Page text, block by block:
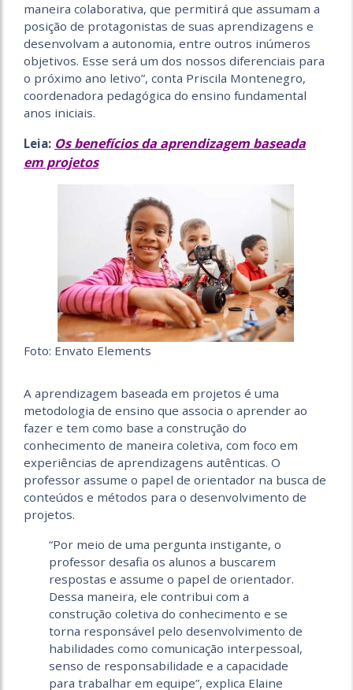
maneira colaborativa, que permitirá que assumam a
posição de protagonistas de suas aprendizagens e
desenvolvam a autonomia, entre outros inúmeros
objetivos. Esse será um dos nossos diferenciais para
o próximo ano letivo”, conta Priscila Montenegro,
coordenadora pedagógica do ensino fundamental
anos iniciais.
Leia: Os benefícios da aprendizagem baseada
em projetos
Foto: Envato Elements
A aprendizagem baseada em projetos é uma
metodologia de ensino que associa o aprender ao
fazer e tem como base a construção do
conhecimento de maneira coletiva, com foco em
experiências de aprendizagens autênticas. O
professor assume o papel de orientador na busca de
conteúdos e métodos para o desenvolvimento de
projetos.
“Por meio de uma pergunta instigante, o
professor desafia os alunos a buscarem
respostas e assume o papel de orientador.
Dessa maneira, ele contribui com a
construção coletiva do conhecimento e se
torna responsável pelo desenvolvimento de
habilidades como comunicação interpessoal,
senso de responsabilidade e a capacidade
para trabalhar em equipe”, explica Elaine